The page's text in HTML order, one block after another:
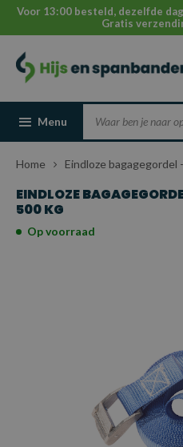
Voor 13:00 besteld, dezelfde
Gratis
Menu
Home Eindloze bagagegordel
EINDLOZE
500 KG
Op voorraad